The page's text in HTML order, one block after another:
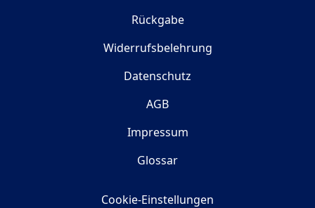
Rückgabe
Widerrufsbelehrung
Datenschutz
AGB
Impressum
Glossar
Cookie-Einstellungen